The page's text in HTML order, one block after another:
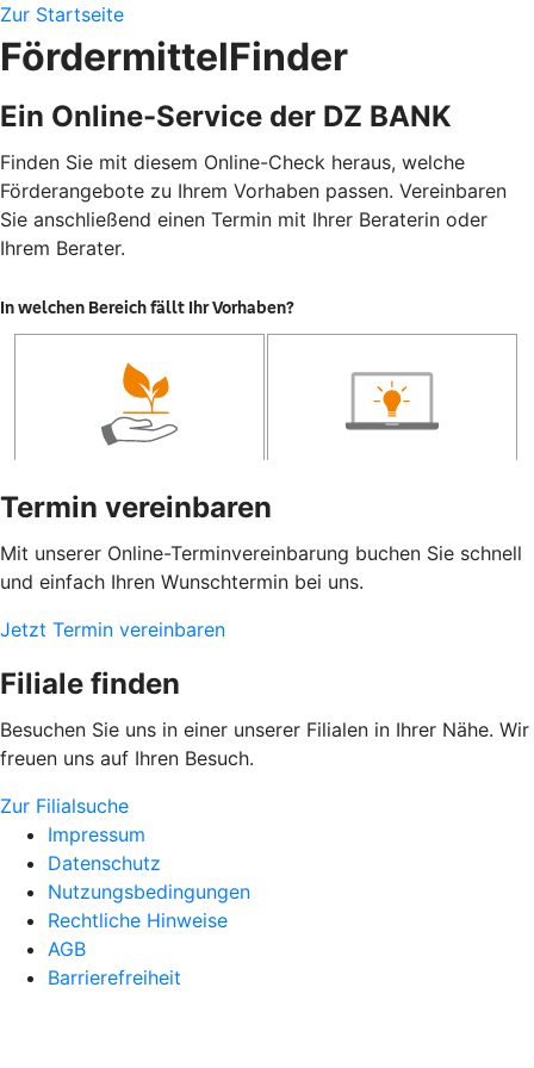
Zur Startseite
FördermittelFinder
Ein Online-Service der DZ BANK
Finden Sie mit diesem Online-Check heraus, welche
Förderangebote zu Ihrem Vorhaben passen. Vereinbaren
Sie anschließend einen Termin mit Ihrer Beraterin oder
Ihrem Berater.
Termin vereinbaren
Mit unserer Online-Terminvereinbarung buchen Sie schnell
und einfach Ihren Wunschtermin bei uns.
Jetzt Termin vereinbaren
Filiale finden
Besuchen Sie uns in einer unserer Filialen in Ihrer Nähe. Wir
freuen uns auf Ihren Besuch.
Zur Filialsuche
Impressum
Datenschutz
Nutzungsbedingungen
Rechtliche Hinweise
AGB
Barrierefreiheit